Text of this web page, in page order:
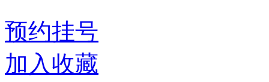
预约挂号
加入收藏